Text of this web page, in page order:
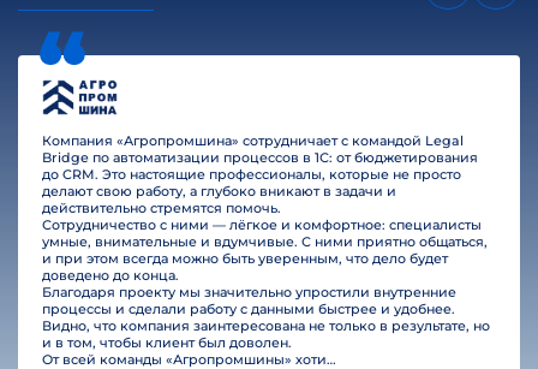
Компания «Агропромшина» сотрудничает с командой Legal
Bridge по автоматизации процессов в 1С: от бюджетирования
до CRM. Это настоящие профессионалы, которые не просто
делают свою работу, а глубоко вникают в задачи и
действительно стремятся помочь.
Сотрудничество с ними — лёгкое и комфортное: специалисты
умные, внимательные и вдумчивые. С ними приятно общаться,
и при этом всегда можно быть уверенным, что дело будет
доведено до конца.
Благодаря проекту мы значительно упростили внутренние
процессы и сделали работу с данными быстрее и удобнее.
Видно, что компания заинтересована не только в результате, но
и в том, чтобы клиент был доволен.
От всей команды «Агропромшины» хотим поблагодарить специалистов Legal Bridge за отличную работу и человеческое отношение.…